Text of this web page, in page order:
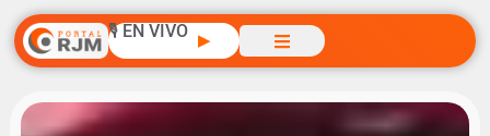
🎙️ EN VIVO ▶